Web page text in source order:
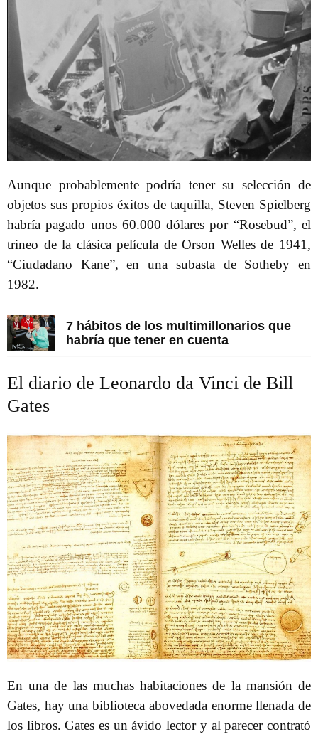
Aunque probablemente podría tener su selección de
objetos sus propios éxitos de taquilla, Steven Spielberg
habría pagado unos 60.000 dólares por “Rosebud”, el
trineo de la clásica película de Orson Welles de 1941,
“Ciudadano Kane”, en una subasta de Sotheby en
1982.
7 hábitos de los multimillonarios que
habría que tener en cuenta
El diario de Leonardo da Vinci de Bill
Gates
En una de las muchas habitaciones de la mansión de
Gates, hay una biblioteca abovedada enorme llenada de
los libros. Gates es un ávido lector y al parecer contrató